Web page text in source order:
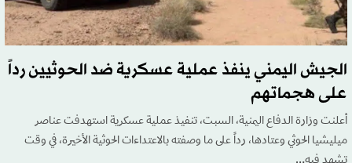
الجيش اليمني ينفذ عملية عسكرية ضد الحوثيين رداً
على هجماتهم
أعلنت وزارة الدفاع اليمنية، السبت، تنفيذ عملية عسكرية استهدفت عناصر
ميليشيا الحوثي وعتادها، رداً على ما وصفته بالاعتداءات الحوثية الأخيرة، في وقت